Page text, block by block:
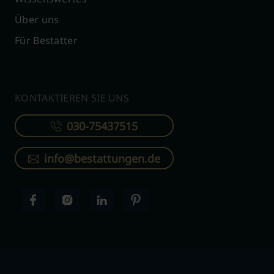
Über uns
Für Bestatter
KONTAKTIEREN SIE UNS
030-75437515
info@bestattungen.de